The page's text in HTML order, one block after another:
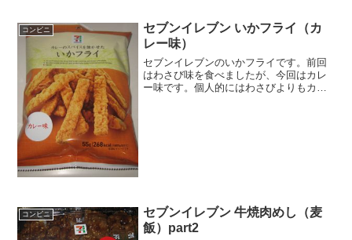
コンビニ
セブンイレブン いかフライ（カ
レー味）
セブンイレブンのいかフライです。前回
はわさび味を食べましたが、今回はカレ
ー味です。個人的にはわさびよりもカレ
コンビニ
セブンイレブン 牛焼肉めし（麦
飯）part2